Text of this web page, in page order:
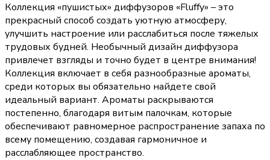
Коллекция «пушистых» диффузоров «Fluffy» – это
прекрасный способ создать уютную атмосферу,
улучшить настроение или расслабиться после тяжелых
трудовых будней. Необычный дизайн диффузора
привлечет взгляды и точно будет в центре внимания!
Коллекция включает в себя разнообразные ароматы,
среди которых вы обязательно найдете свой
идеальный вариант. Ароматы раскрываются
постепенно, благодаря витым палочкам, которые
обеспечивают равномерное распространение запаха по
всему помещению, создавая гармоничное и
расслабляющее пространство.